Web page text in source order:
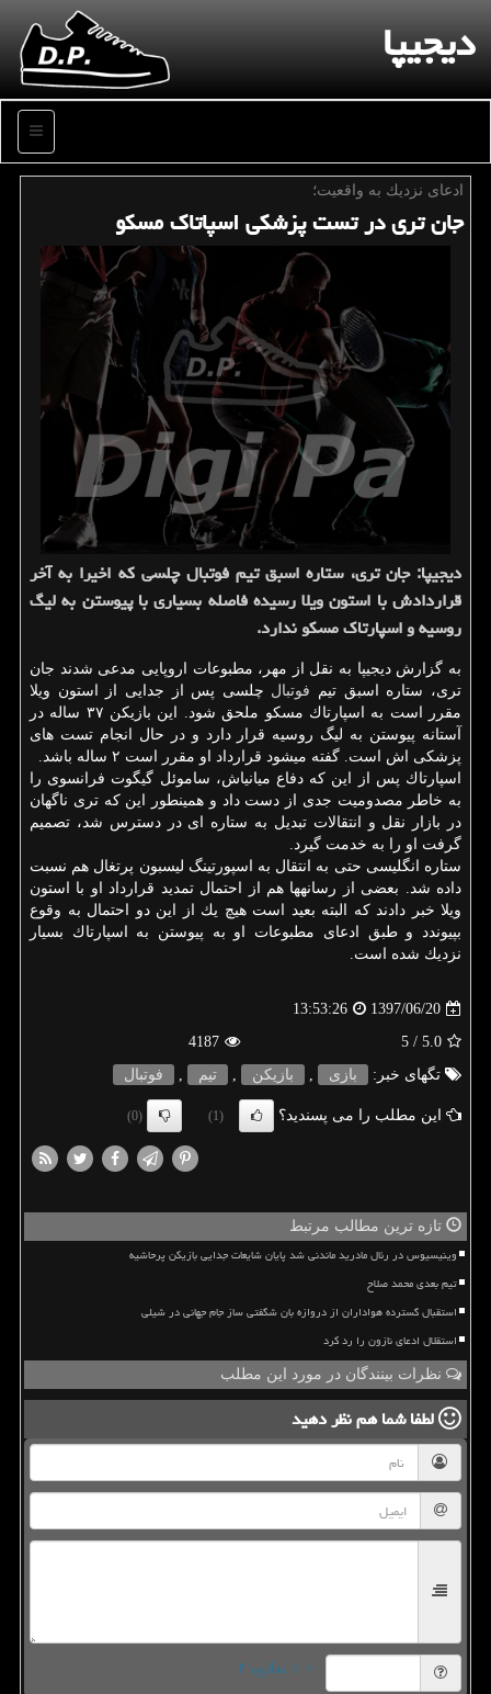
دیجیپا
منو
ادعای نزدیك به واقعیت؛
جان تری در تست پزشكی اسپاتاك مسكو
دیجیپا: جان تری، ستاره اسبق تیم فوتبال چلسی كه اخیرا به آخر
قراردادش با استون ویلا رسیده فاصله بسیاری با پیوستن به لیگ
روسیه و اسپارتاك مسكو ندارد.
به گزارش دیجیپا به نقل از مهر، مطبوعات اروپایی مدعی شدند جان
تری، ستاره اسبق تیم فوتبال چلسی پس از جدایی از استون ویلا
مقرر است به اسپارتاك مسكو ملحق شود. این بازیكن ۳۷ ساله در
آستانه پیوستن به لیگ روسیه قرار دارد و در حال انجام تست های
پزشكی‏ اش است. گفته می‎شود قرارداد او مقرر است ۲ ساله باشد.
اسپارتاك پس از این كه دفاع میانی‏اش، ساموئل گیگوت فرانسوی را
به خاطر مصدومیت جدی از دست داد و همینطور این كه تری ناگهان
در بازار نقل و انتقالات تبدیل به ستاره ‏ای در دسترس شد، تصمیم
گرفت او را به خدمت گیرد.
ستاره انگلیسی حتی به انتقال به اسپورتینگ لیسبون پرتغال هم نسبت
داده شد. بعضی از رسانه‏‎ها هم از احتمال تمدید قرارداد او با استون
ویلا خبر دادند كه البته بعید است هیچ یك از این دو احتمال به وقوع
بپیوندد و طبق ادعای مطبوعات او به پیوستن به اسپارتاك بسیار
نزدیك شده است.
1397/06/20
13:53:26
5.0
/ 5
4187
تگهای خبر:
بازی , بازیكن , تیم , فوتبال
این مطلب را می پسندید؟ (1)
(0)
تازه ترین مطالب مرتبط
وینیسیوس در رئال مادرید ماندنی شد پایان شایعات جدایی بازیکن پرحاشیه
تیم بعدی محمد صلاح
استقبال گسترده هواداران از دروازه بان شگفتی ساز جام جهانی در شیلی
استقلال ادعای نازون را رد کرد
نظرات بینندگان در مورد این مطلب
لطفا شما همنظر دهید
= ۱ بعلاوه ۴